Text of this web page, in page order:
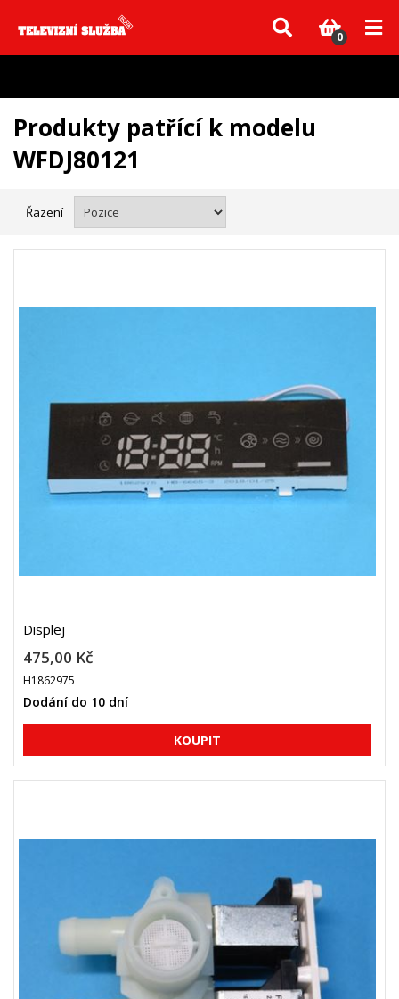
Vzhledem k aktuální situaci se může dodání dílů, které nejsou skladem,
zpozdit. Děkujeme za pochopení.
0
Produkty patřící k modelu
WFDJ80121
Řazení
Displej
475,00 Kč
H1862975
Dodání do 10 dní